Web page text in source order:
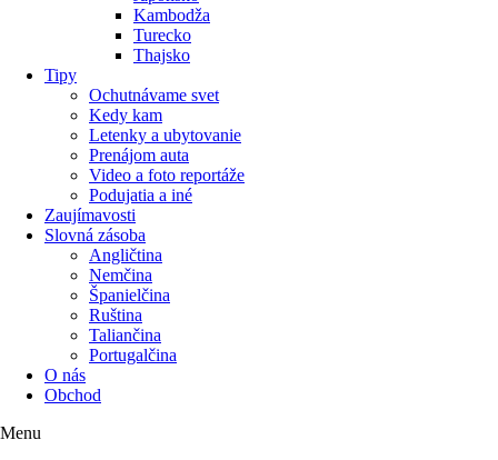
Kambodža
Turecko
Thajsko
Tipy
Ochutnávame svet
Kedy kam
Letenky a ubytovanie
Prenájom auta
Video a foto reportáže
Podujatia a iné
Zaujímavosti
Slovná zásoba
Angličtina
Nemčina
Španielčina
Ruština
Taliančina
Portugalčina
O nás
Obchod
Menu